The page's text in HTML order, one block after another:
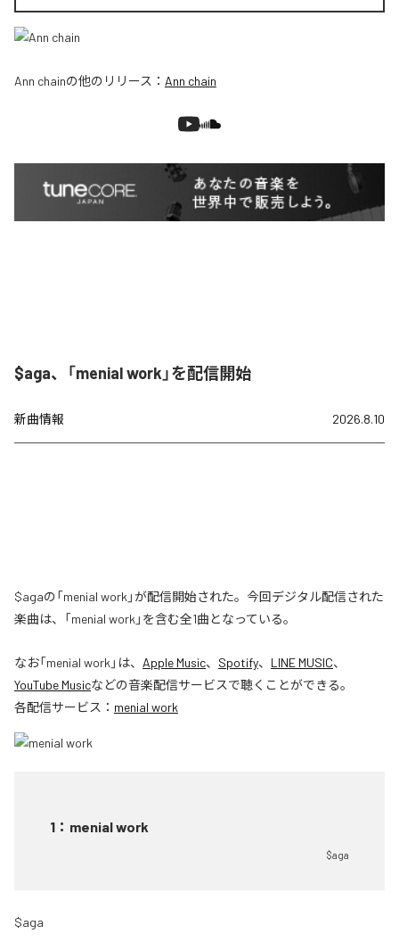
Ann chainの他のリリース： Ann chain
$aga、「menial work」を配信開始
新曲情報 2026.8.10
$agaの「menial work」が配信開始された。今回デジタル配信された
楽曲は、「menial work」を含む全1曲となっている。
なお「menial work 」は、 Apple Music、 Spotify、 LINE MUSIC、
YouTube Musicなどの音楽配信サービスで聴くことができる。
各配信サービス： menial work
1 ： menial work
$aga
$aga